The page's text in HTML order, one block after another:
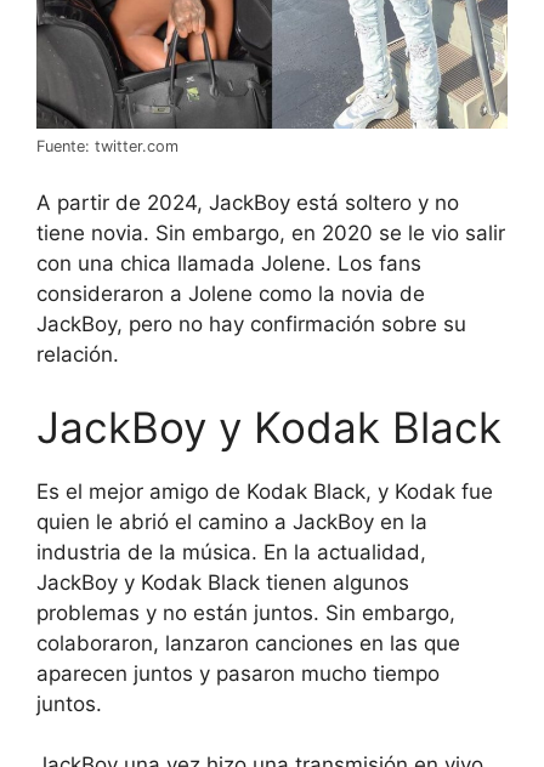
Fuente: twitter.com
A partir de 2024, JackBoy está soltero y no
tiene novia. Sin embargo, en 2020 se le vio salir
con una chica llamada Jolene. Los fans
consideraron a Jolene como la novia de
JackBoy, pero no hay confirmación sobre su
relación.
JackBoy y Kodak Black
Es el mejor amigo de Kodak Black, y Kodak fue
quien le abrió el camino a JackBoy en la
industria de la música. En la actualidad,
JackBoy y Kodak Black tienen algunos
problemas y no están juntos. Sin embargo,
colaboraron, lanzaron canciones en las que
aparecen juntos y pasaron mucho tiempo
juntos.